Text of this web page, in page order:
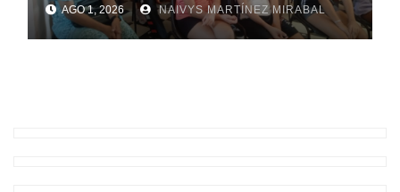
AGO 1, 2026 NAIVYS MARTÍNEZ MIRABAL